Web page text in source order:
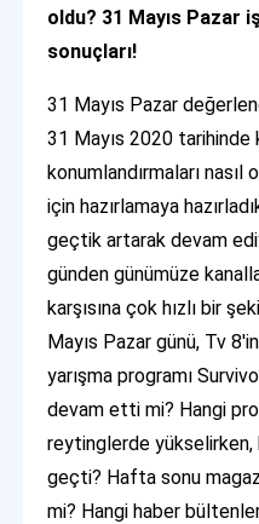
oldu? 31 Mayıs Pazar
sonuçları!
31 Mayıs Pazar
31 Mayıs 2020
konumlandırmaları nasıl
için hazırlamaya
geçtik artarak devam
günden günümüze
karşısına çok hızlı bir
Mayıs Pazar günü, Tv
yarışma programı
devam etti mi? Hangi
reytinglerde yükselirken,
geçti? Hafta sonu
mi? Hangi haber